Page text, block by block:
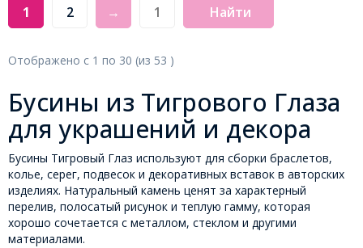
1 2 → Найти
Отображено с 1 по 30 (из 53 )
Бусины из Тигрового Глаза
для украшений и декора
Бусины Тигровый Глаз используют для сборки браслетов,
колье, серег, подвесок и декоративных вставок в авторских
изделиях. Натуральный камень ценят за характерный
перелив, полосатый рисунок и теплую гамму, которая
хорошо сочетается с металлом, стеклом и другими
материалами.